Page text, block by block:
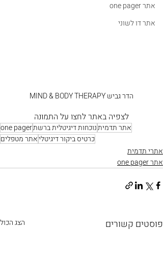
אתר one pager
אתר דו לשוני
הדר גביש MIND & BODY THERAPY
לצפיה באתר לחצו על התמונה
אתר תדמיתנוכחות דיגיטלית ברשתone pager
כרטיס ביקור דיגיטליאתר מטפלים
אתרי תדמית
אתר one pager
פוסטים קשורים הצג הכול